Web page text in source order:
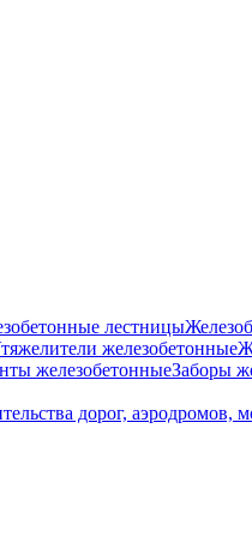
лестницы
железобетонные
железобетонныеЗаборы
дорог, аэродромов,